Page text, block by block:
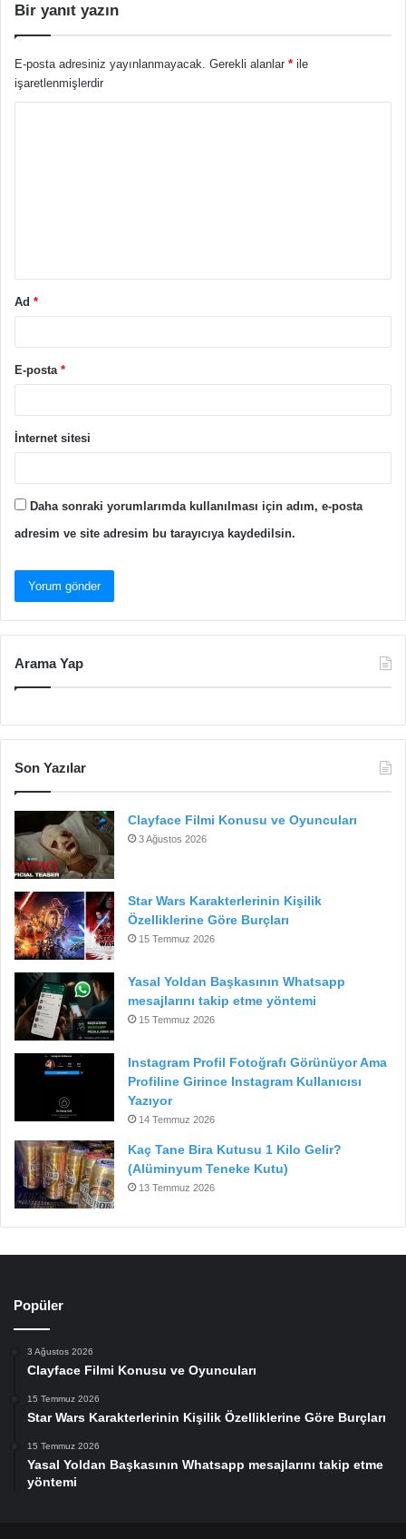
Bir yanıt yazın
E-posta adresiniz yayınlanmayacak. Gerekli alanlar * ile
işaretlenmişlerdir
Ad *
E-posta *
İnternet sitesi
Daha sonraki yorumlarımda kullanılması için adım, e-posta
adresim ve site adresim bu tarayıcıya kaydedilsin.
Arama Yap
Son Yazılar
Clayface Filmi Konusu ve Oyuncuları
3 Ağustos 2026
Star Wars Karakterlerinin Kişilik
Özelliklerine Göre Burçları
15 Temmuz 2026
Yasal Yoldan Başkasının Whatsapp
mesajlarını takip etme yöntemi
15 Temmuz 2026
Instagram Profil Fotoğrafı Görünüyor Ama
Profiline Girince Instagram Kullanıcısı
Yazıyor
14 Temmuz 2026
Kaç Tane Bira Kutusu 1 Kilo Gelir?
(Alüminyum Teneke Kutu)
13 Temmuz 2026
Popüler
3 Ağustos 2026
Clayface Filmi Konusu ve Oyuncuları
15 Temmuz 2026
Star Wars Karakterlerinin Kişilik Özelliklerine Göre Burçları
15 Temmuz 2026
Yasal Yoldan Başkasının Whatsapp mesajlarını takip etme
yöntemi